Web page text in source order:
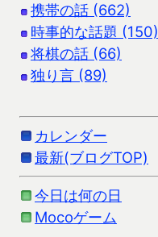
携帯の話 (662)
時事的な話題 (150)
将棋の話 (66)
独り言 (89)
カレンダー
最新(ブログTOP)
今日は何の日
Mocoゲーム